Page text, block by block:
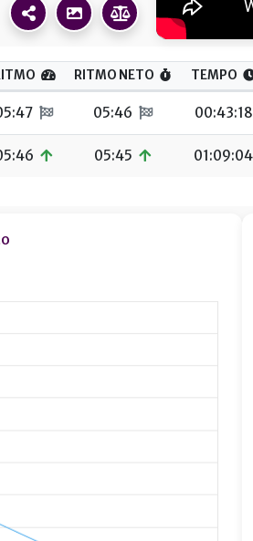
RITMO NETO TEMPO
05:46 00:43:18
05:45 01:09:04